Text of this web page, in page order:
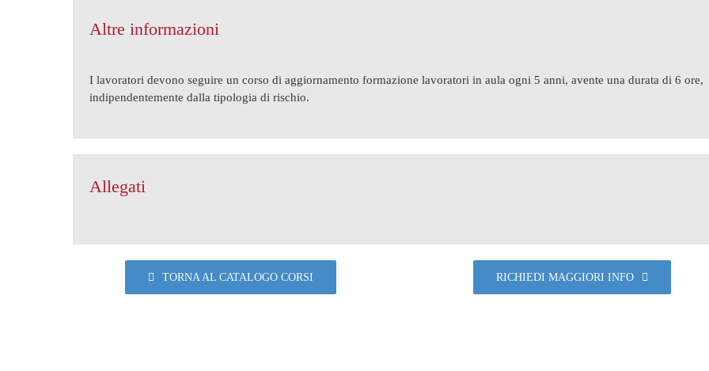
Altre informazioni
I lavoratori devono seguire un corso di aggiornamento formazione lavoratori in aula ogni 5 anni, avente una durata di 6 ore,
indipendentemente dalla tipologia di rischio.
Allegati
TORNA AL CATALOGO CORSI RICHIEDI MAGGIORI INFO